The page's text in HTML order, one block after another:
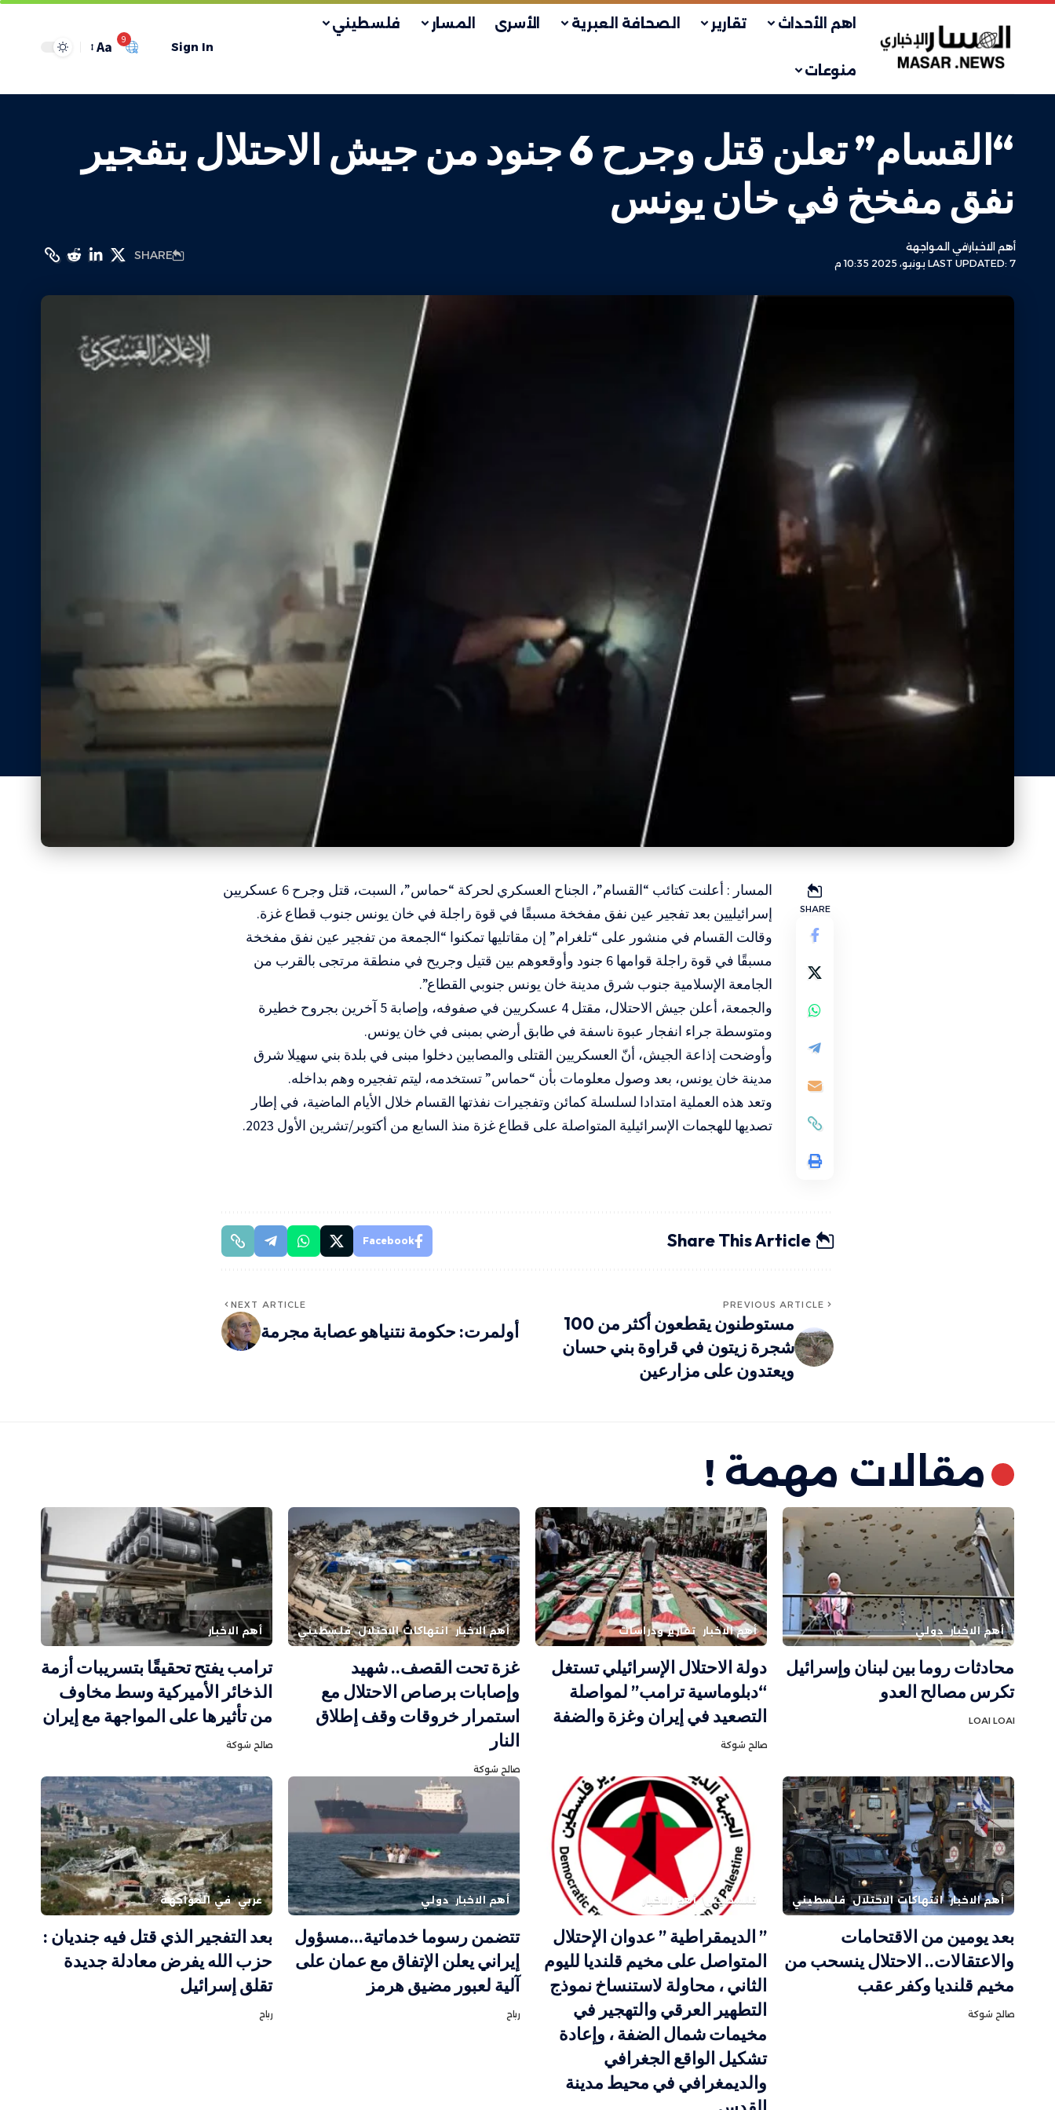
اهم الأحداث تقارير الصحافة العبرية الأسرى المسار فلسطيني
منوعات
Sign In
9
Aa
“القسام” تعلن قتل وجرح 6 جنود من جيش الاحتلال بتفجير
نفق مفخخ في خان يونس
LAST UPDATED: 7 يونيو، 2025 10:35 م
أهم الاخبارفي المواجهة
SHARE
SHARE
المسار : أعلنت كتائب “القسام”، الجناح العسكري لحركة “حماس”، السبت، قتل وجرح 6 عسكريين
إسرائيليين بعد تفجير عين نفق مفخخة مسبقًا في قوة راجلة في خان يونس جنوب قطاع غزة.
وقالت القسام في منشور على “تلغرام” إن مقاتليها تمكنوا “الجمعة من تفجير عين نفق مفخخة
مسبقًا في قوة راجلة قوامها 6 جنود وأوقعوهم بين قتيل وجريح في منطقة مرتجى بالقرب من
الجامعة الإسلامية جنوب شرق مدينة خان يونس جنوبي القطاع”.
والجمعة، أعلن جيش الاحتلال، مقتل 4 عسكريين في صفوفه، وإصابة 5 آخرين بجروح خطيرة
ومتوسطة جراء انفجار عبوة ناسفة في طابق أرضي بمبنى في خان يونس.
وأوضحت إذاعة الجيش، أنّ العسكريين القتلى والمصابين دخلوا مبنى في بلدة بني سهيلا شرق
مدينة خان يونس، بعد وصول معلومات بأن “حماس” تستخدمه، ليتم تفجيره وهم بداخله.
وتعد هذه العملية امتدادا لسلسلة كمائن وتفجيرات نفذتها القسام خلال الأيام الماضية، في إطار
تصديها للهجمات الإسرائيلية المتواصلة على قطاع غزة منذ السابع من أكتوبر/تشرين الأول 2023.
Share This Article
Facebook
PREVIOUS ARTICLE
مستوطنون يقطعون أكثر من 100
شجرة زيتون في قراوة بني حسان
ويعتدون على مزارعين
NEXT ARTICLE
أولمرت: حكومة نتنياهو عصابة مجرمة
مقالات مهمة !
أهم الاخبار دولي
محادثات روما بين لبنان وإسرائيل
تكرس مصالح العدو
LOAI LOAI
أهم الاخبار تقارير ودراسات
دولة الاحتلال الإسرائيلي تستغل
“دبلوماسية ترامب” لمواصلة
التصعيد في إيران وغزة والضفة
صالح شوكة
أهم الاخبار انتهاكات الاحتلال فلسطيني
غزة تحت القصف.. شهيد
وإصابات برصاص الاحتلال مع
استمرار خروقات وقف إطلاق
النار
صالح شوكة
أهم الاخبار
ترامب يفتح تحقيقًا بتسريبات أزمة
الذخائر الأميركية وسط مخاوف
من تأثيرها على المواجهة مع إيران
صالح شوكة
أهم الاخبار انتهاكات الاحتلال فلسطيني
بعد يومين من الاقتحامات
والاعتقالات.. الاحتلال ينسحب من
مخيم قلنديا وكفر عقب
صالح شوكة
فلسطيني أهم الاخبار
” الديمقراطية ” عدوان الإحتلال
المتواصل على مخيم قلنديا لليوم
الثاني ، محاولة لاستنساخ نموذج
التطهير العرقي والتهجير في
مخيمات شمال الضفة ، وإعادة
تشكيل الواقع الجغرافي
والديمغرافي في محيط مدينة
أهم الاخبار دولي
تتضمن رسوما خدماتية…مسؤول
إيراني يعلن الإتفاق مع عمان على
آلية لعبور مضيق هرمز
رباح
عربي في المواجهة
بعد التفجير الذي قتل فيه جنديان :
حزب الله يفرض معادلة جديدة
تقلق إسرائيل
رباح